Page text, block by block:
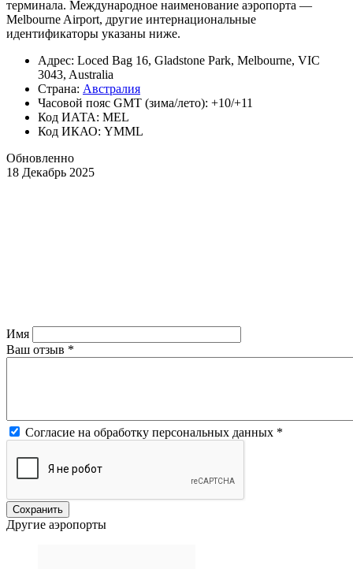
терминала. Международное наименование аэропорта —
Melbourne Airport, другие интернациональные
идентификаторы указаны ниже.
Адрес: Loced Bag 16, Gladstone Park, Melbourne, VIC
3043, Australia
Страна: Австралия
Часовой пояс GMT (зима/лето): +10/+11
Код ИАТА: MEL
Код ИКАО: YMML
Обновленно
18 Декабрь 2025
Имя
Ваш отзыв *
Согласие на обработку персональных данных *
Другие аэропорты